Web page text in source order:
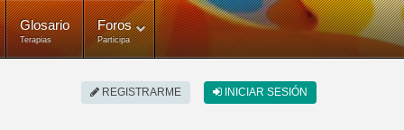
Glosario
Terapias
Foros
Participa
REGISTRARME INICIAR SESIÓN